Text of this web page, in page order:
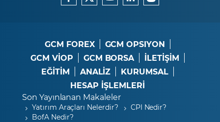
GCM FOREX
GCM OPSIYON
GCM VİOP
GCM BORSA
İLETİŞİM
EĞİTİM
ANALİZ
KURUMSAL
HESAP İŞLEMLERİ
Son Yayınlanan Makaleler
Yatırım Araçları Nelerdir?
CPI Nedir?
BofA Nedir?